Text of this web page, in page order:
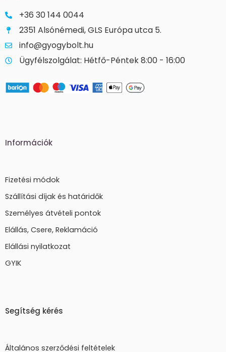
+36 30 144 0044
2351 Alsónémedi, GLS Európa utca 5.
info@gyogybolt.hu
Ügyfélszolgálat: Hétfő-Péntek 8:00 - 16:00
Információk
Fizetési módok
Szállítási díjak és határidők
Személyes átvételi pontok
Elállás, Csere, Reklamáció
Elállási nyilatkozat
GYIK
Segítség kérés
Általános szerződési feltételek